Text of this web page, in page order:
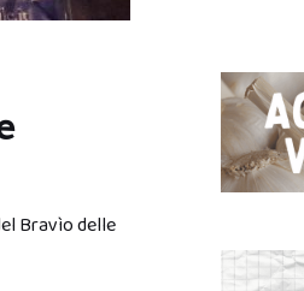
Bravìo delle